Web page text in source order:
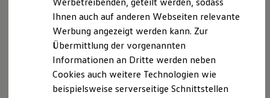
Fußball Drop
we drive football
#wedriveproud
Besitzer und Service
myVolkswagen
Software Updates
Service und Ersatzteile
Inspektion und HU/AU
(gebremst, bei 8 % Steigung).
Nutzungsbedingungen
Datenschutzerklärungen
Cookie-Richtlinie
Ihnen auch auf anderen Webseiten relevante
Werbung angezeigt werden kann. Zur
Übermittlung der vorgenannten
Informationen an Dritte werden neben
Cookies auch weitere Technologien wie
beispielsweise serverseitige Schnittstellen